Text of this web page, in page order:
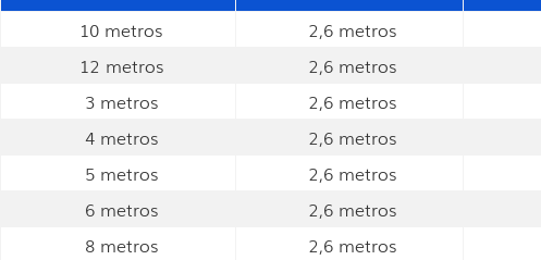
10 metros
2,6 metros
12 metros
2,6 metros
3 metros
2,6 metros
4 metros
2,6 metros
5 metros
2,6 metros
6 metros
2,6 metros
8 metros
2,6 metros